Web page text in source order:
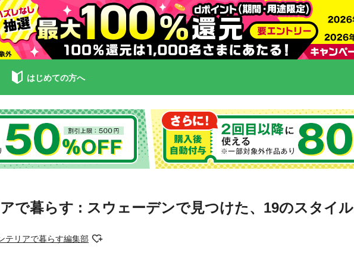
はじめての方へ
で暮らす : スウェーデンで見つけた、19のスタイル
テリアで暮らす編集部